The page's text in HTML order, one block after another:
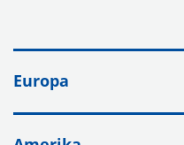
Europa